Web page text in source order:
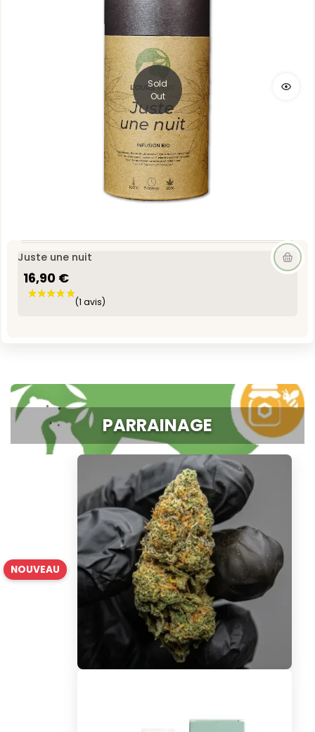
Sold
Out
Juste une nuit
16,90 €
PARRAINAGE
NOUVEAU